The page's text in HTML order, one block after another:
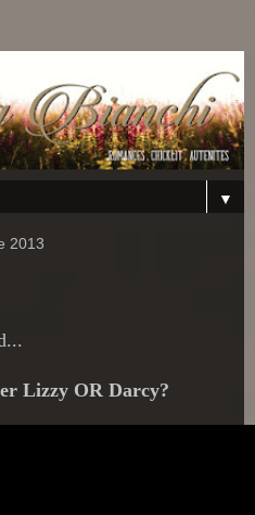
▼
2013
Lizzy OR Darcy?